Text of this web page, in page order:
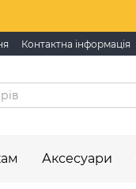
Контактна інформація
Аксесуари